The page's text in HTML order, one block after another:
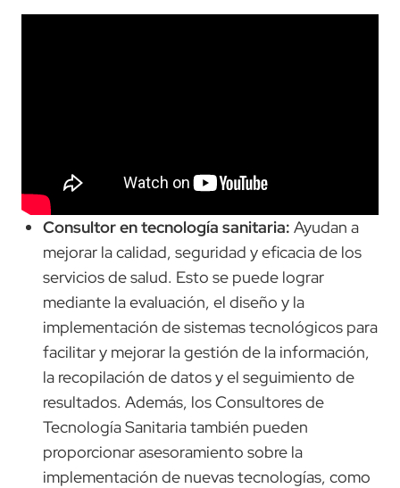
Consultor en tecnología sanitaria: Ayudan a
mejorar la calidad, seguridad y eficacia de los
servicios de salud. Esto se puede lograr
mediante la evaluación, el diseño y la
implementación de sistemas tecnológicos para
facilitar y mejorar la gestión de la información,
la recopilación de datos y el seguimiento de
resultados. Además, los Consultores de
Tecnología Sanitaria también pueden
proporcionar asesoramiento sobre la
implementación de nuevas tecnologías, como